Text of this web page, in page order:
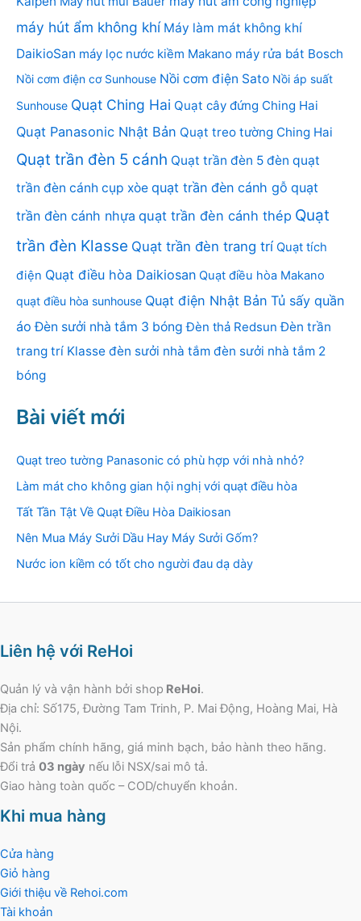
máy hút ẩm không khí Máy làm mát không khí
DaikioSan máy lọc nước kiềm Makano máy rửa bát Bosch
Nồi cơm điện cơ Sunhouse Nồi cơm điện Sato Nồi áp suất
Sunhouse Quạt Ching Hai Quạt cây đứng Ching Hai
Quạt Panasonic Nhật Bản Quạt treo tường Ching Hai
Quạt trần đèn 5 cánh Quạt trần đèn 5 đèn quạt
trần đèn cánh cụp xòe quạt trần đèn cánh gỗ quạt
trần đèn cánh nhựa quạt trần đèn cánh thép Quạt
trần đèn Klasse Quạt trần đèn trang trí Quạt tích
điện Quạt điều hòa Daikiosan Quạt điều hòa Makano
quạt điều hòa sunhouse Quạt điện Nhật Bản Tủ sấy quần
áo Đèn sưởi nhà tắm 3 bóng Đèn thả Redsun Đèn trần
trang trí Klasse đèn sưởi nhà tắm đèn sưởi nhà tắm 2
bóng
Bài viết mới
Quạt treo tường Panasonic có phù hợp với nhà nhỏ?
Làm mát cho không gian hội nghị với quạt điều hòa
Tất Tần Tật Về Quạt Điều Hòa Daikiosan
Nên Mua Máy Sưởi Dầu Hay Máy Sưởi Gốm?
Nước ion kiềm có tốt cho người đau dạ dày
Liên hệ với ReHoi
Quản lý và vận hành bởi shop ReHoi.
Địa chỉ: Số175, Đường Tam Trinh, P. Mai Động, Hoàng Mai, Hà
Nội.
Sản phẩm chính hãng, giá minh bạch, bảo hành theo hãng.
Đổi trả 03 ngày nếu lỗi NSX/sai mô tả.
Giao hàng toàn quốc – COD/chuyển khoản.
Khi mua hàng
Cửa hàng
Giỏ hàng
Giới thiệu về Rehoi.com
Tài khoản